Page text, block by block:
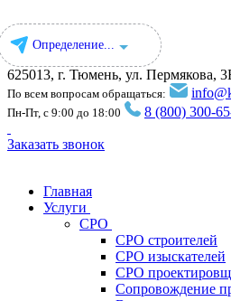
Определение...
625013, г. Тюмень, ул. Пермякова,
По всем вопросам обращаться:
Пн-Пт, с 9:00 до 18:00 8 (800) 300-
Заказать звонок
Главная
Услуги
СРО
СРО строителей
СРО изыскателей
СРО
Сопровождение